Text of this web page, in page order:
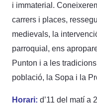
i immaterial.
carrers i places,
medievals, la
parroquial, ens
Punton i a les
població, la Sopa i la
Horari: d’11 del matí a